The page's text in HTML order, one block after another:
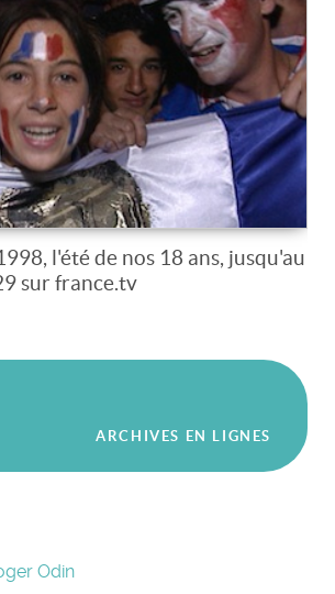
l'été de nos 18 ans, jusqu'au
sur france.tv
ARCHIVES EN LIGNES
Odin